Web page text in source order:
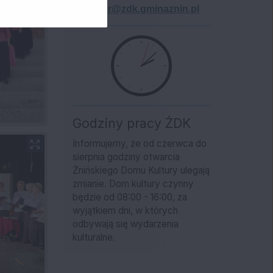
dyrektor@zdk.gminaznin.pl
Godziny pracy ŻDK
Informujemy, że od czerwca do
sierpnia godziny otwarcia
Żnińskiego Domu Kultury ulegają
zmianie. Dom kultury czynny
będzie od 08:00 - 16:00, za
wyjątkiem dni, w których
odbywają się wydarzenia
kulturalne.